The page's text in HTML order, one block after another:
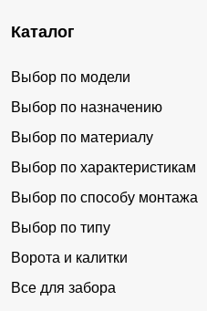
Каталог
Выбор по модели
Выбор по назначению
Выбор по материалу
Выбор по характеристикам
Выбор по способу монтажа
Выбор по типу
Ворота и калитки
Все для забора